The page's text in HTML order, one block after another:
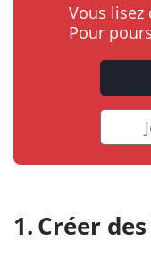
Vous lisez
Pour
Créer